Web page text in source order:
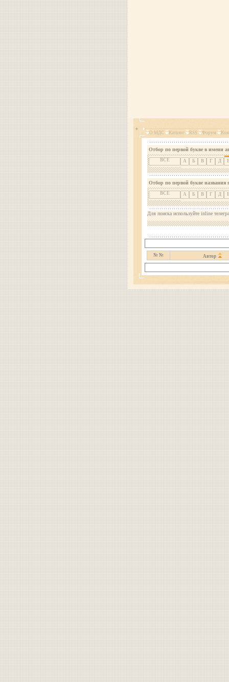
О МДС Каталог RSS Форум
Отбор по первой букве в имени
ВСЕ А Б В Г Д
Отбор по первой букве названия
ВСЕ А Б В Г Д
Для поиска используйте inline
№ № Автор